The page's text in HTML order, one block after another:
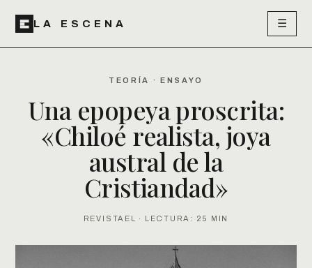
LA ESCENA ☰
TEORÍA · ENSAYO
Una epopeya proscrita:
«Chiloé realista, joya
austral de la
Cristiandad»
REVISTAEL · LECTURA: 25 MIN